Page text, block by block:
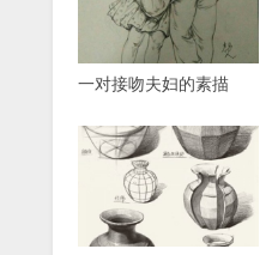
一对接吻夫妇的素描